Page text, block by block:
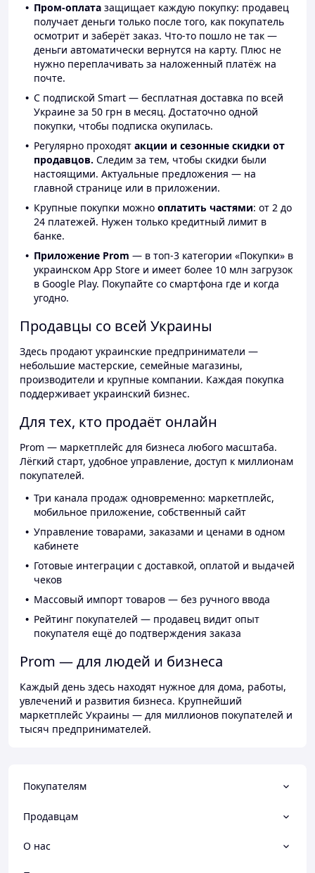
Пром-оплата защищает каждую покупку: продавец
получает деньги только после того, как покупатель
осмотрит и заберёт заказ. Что-то пошло не так —
деньги автоматически вернутся на карту. Плюс не
нужно переплачивать за наложенный платёж на
почте.
С подпиской Smart — бесплатная доставка по всей
Украине за 50 грн в месяц. Достаточно одной
покупки, чтобы подписка окупилась.
Регулярно проходят акции и сезонные скидки от
продавцов. Следим за тем, чтобы скидки были
настоящими. Актуальные предложения — на
главной странице или в приложении.
Крупные покупки можно оплатить частями: от 2 до
24 платежей. Нужен только кредитный лимит в
банке.
Приложение Prom — в топ-3 категории «Покупки» в
украинском App Store и имеет более 10 млн загрузок
в Google Play. Покупайте со смартфона где и когда
угодно.
Продавцы со всей Украины
Здесь продают украинские предприниматели —
небольшие мастерские, семейные магазины,
производители и крупные компании. Каждая покупка
поддерживает украинский бизнес.
Для тех, кто продаёт онлайн
Prom — маркетплейс для бизнеса любого масштаба.
Лёгкий старт, удобное управление, доступ к миллионам
покупателей.
Три канала продаж одновременно: маркетплейс,
мобильное приложение, собственный сайт
Управление товарами, заказами и ценами в одном
кабинете
Готовые интеграции с доставкой, оплатой и выдачей
чеков
Массовый импорт товаров — без ручного ввода
Рейтинг покупателей — продавец видит опыт
покупателя ещё до подтверждения заказа
Prom — для людей и бизнеса
Каждый день здесь находят нужное для дома, работы,
увлечений и развития бизнеса. Крупнейший
маркетплейс Украины — для миллионов покупателей и
тысяч предпринимателей.
Покупателям
Продавцам
О нас